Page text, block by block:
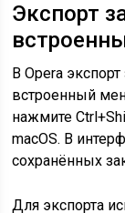
Экспорт
В Opera
встроенный
нажмите
macOS. В
сохранённых
Для экспорта